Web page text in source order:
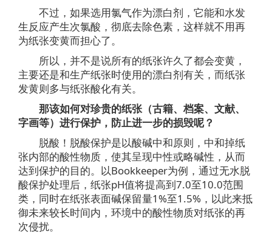
不过，如果选用氯气作为漂白剂，它能和水发
生反应产生次氯酸，彻底去除色素，这样就不用再
为纸张变黄而担心了。
所以，并不是说所有的纸张许久了都会变黄，
主要还是和生产纸张时使用的漂白剂有关，而纸张
发黄则多与纸张酸化有关。
那该如何对珍贵的纸张（古籍、档案、文献、
字画等）进行保护，防止进一步的损毁呢？
脱酸！脱酸保护是以酸碱中和原则，中和掉纸
张内部的酸性物质，使其呈现中性或略碱性，从而
达到保护的目的。以Bookkeeper为例，通过无水脱
酸保护处理后，纸张pH值将提高到7.0至10.0范围
类，同时在纸张表面碱保留量1%至1.5%，以此来抵
御未来较长时间内，环境中的酸性物质对纸张的再
次侵扰。